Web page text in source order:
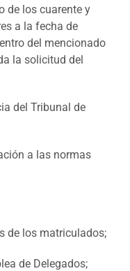
de los cuarente y
a la fecha de
del mencionado
la solicitud del
del Tribunal de
a las normas
de los matriculados;
de Delegados;